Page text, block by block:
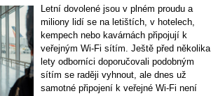
Letní dovolené jsou v plném proudu a
miliony lidí se na letištích, v hotelech,
kempech nebo kavárnách připojují k
veřejným Wi-Fi sítím. Ještě před několika
lety odborníci doporučovali podobným
sítím se raději vyhnout, ale dnes už
samotné připojení k veřejné Wi-Fi není